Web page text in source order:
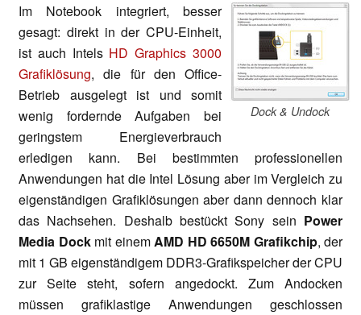
Dock & Undock
Im Notebook integriert, besser
gesagt: direkt in der CPU-Einheit,
ist auch Intels HD Graphics 3000
Grafiklösung, die für den Office-
Betrieb ausgelegt ist und somit
wenig fordernde Aufgaben bei
geringstem Energieverbrauch
erledigen kann. Bei bestimmten professionellen
Anwendungen hat die Intel Lösung aber im Vergleich zu
eigenständigen Grafiklösungen aber dann dennoch klar
das Nachsehen. Deshalb bestückt Sony sein Power
Media Dock mit einemAMD HD 6650M Grafikchip, der
mit 1 GB eigenständigem DDR3-Grafikspeicher der CPU
zur Seite steht, sofern angedockt. Zum Andocken
müssen grafiklastige Anwendungen geschlossen